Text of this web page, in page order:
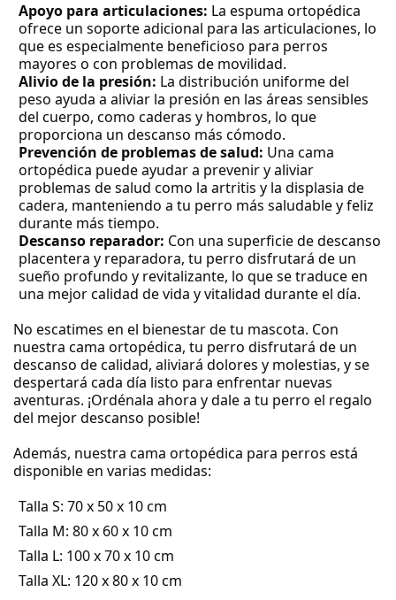
Apoyo para articulaciones: La espuma ortopédica
ofrece un soporte adicional para las articulaciones, lo
que es especialmente beneficioso para perros
mayores o con problemas de movilidad.
Alivio de la presión: La distribución uniforme del
peso ayuda a aliviar la presión en las áreas sensibles
del cuerpo, como caderas y hombros, lo que
proporciona un descanso más cómodo.
Prevención de problemas de salud: Una cama
ortopédica puede ayudar a prevenir y aliviar
problemas de salud como la artritis y la displasia de
cadera, manteniendo a tu perro más saludable y feliz
durante más tiempo.
Descanso reparador: Con una superficie de descanso
placentera y reparadora, tu perro disfrutará de un
sueño profundo y revitalizante, lo que se traduce en
una mejor calidad de vida y vitalidad durante el día.
No escatimes en el bienestar de tu mascota. Con
nuestra cama ortopédica, tu perro disfrutará de un
descanso de calidad, aliviará dolores y molestias, y se
despertará cada día listo para enfrentar nuevas
aventuras. ¡Ordénala ahora y dale a tu perro el regalo
del mejor descanso posible!
Además, nuestra cama ortopédica para perros está
disponible en varias medidas:
Talla S: 70 x 50 x 10 cm
Talla M: 80 x 60 x 10 cm
Talla L: 100 x 70 x 10 cm
Talla XL: 120 x 80 x 10 cm